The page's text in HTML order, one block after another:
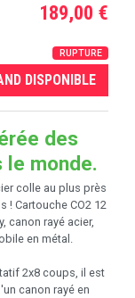
189,00 €
RUPTURE
DISPONIBLE
des
monde.
colle au plus près
! Cartouche CO2 12
canon rayé acier,
en métal.
2x8 coups, il est
canon rayé en